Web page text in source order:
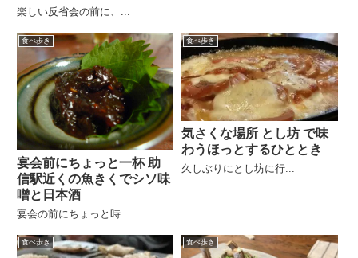
楽しい反省会の前に、...
食べ歩き
宴会前にちょっと一杯 助
信駅近くの魚きくでシソ味
噌と日本酒
宴会の前にちょっと時...
食べ歩き
気さくな場所 とし坊 で味
わうほっとするひととき
久しぶりにとし坊に行...
食べ歩き 食べ歩き